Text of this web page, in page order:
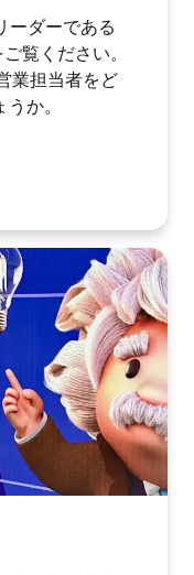
ーダーである
覧ください。
業担当者をど
か。